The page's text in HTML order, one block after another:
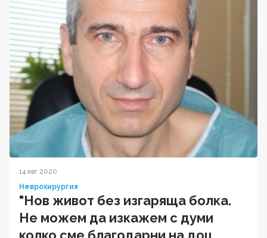
14 авг 2020
Неврохирургия
"Нов живот без изгаряща болка.
Не можем да изкажем с думи